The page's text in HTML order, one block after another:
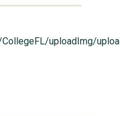
uploadImg/